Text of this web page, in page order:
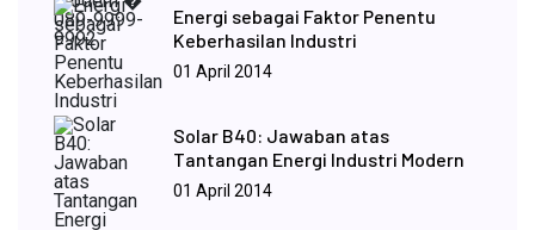
Energi sebagai Faktor Penentu
Keberhasilan Industri
01 April 2014
Solar B40: Jawaban atas
Tantangan Energi Industri Modern
01 April 2014